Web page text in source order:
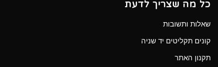
כל מה שצריך לדעת
שאלות ותשובות
קונים תקליטים יד שניה
תקנון האתר